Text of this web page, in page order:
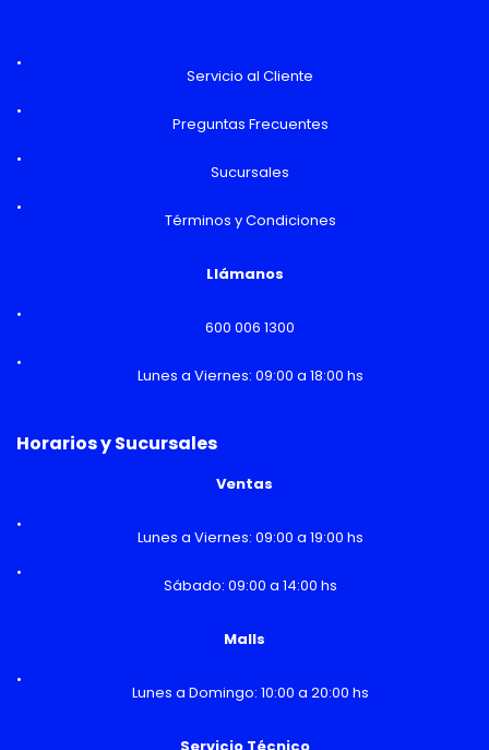
Servicio al Cliente
Preguntas Frecuentes
Sucursales
Términos y Condiciones
Llámanos
600 006 1300
Lunes a Viernes: 09:00 a 18:00 hs
Horarios y Sucursales
Ventas
Lunes a Viernes: 09:00 a 19:00 hs
Sábado: 09:00 a 14:00 hs
Malls
Lunes a Domingo: 10:00 a 20:00 hs